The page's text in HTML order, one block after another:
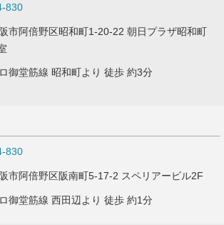
830
市阿倍野区昭和町1-20-22 朝日プラザ昭和町
御堂筋線 昭和町より 徒歩 約3分
830
市阿倍野区阪南町5-17-2 スペリアービル2F
御堂筋線 西田辺より 徒歩 約1分